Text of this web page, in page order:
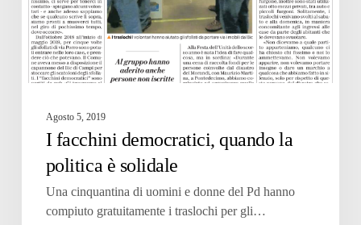
solidale
Agosto 5, 2019
I facchini democratici, quando la
politica è solidale
Una cinquantina di uomini e donne del Pd hanno
compiuto gratuitamente i traslochi per gli…